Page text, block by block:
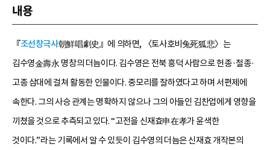
내용
『조선창극사朝鮮唱劇史』에 의하면, 〈토사호비兔死狐悲〉는
김수영金壽永 명창의 더늠이다. 김수영은 전북 흥덕 사람으로 헌종·철종·
고종 삼대에 걸쳐 활동한 인물이다. 중모리를 잘하였다고 하며 서편제에
속한다. 그의 사승 관계는 명확하지 않으나 그의 아들인 김찬업에게 영향을
끼쳤을 것으로 추측되고 있다. “고전을 신재효申在孝가 윤색한
것이다.”라는 기록에서 알 수 있듯이 김수영의 더늠은 신재효 개작본의